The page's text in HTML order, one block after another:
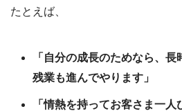
たとえば、
「自分の成長のためなら、
残業も進んでやります」
「情熱を持ってお客さま一人